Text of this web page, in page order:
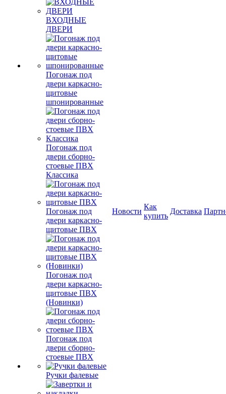
ВХОДНЫЕ
ДВЕРИ
Погонаж под
двери каркасно-
щитовые
шпонированные
Погонаж под
двери сборно-
стоевые ПВХ
Классика
Погонаж под
двери каркасно-
щитовые ПВХ
Погонаж под
двери каркасно-
щитовые ПВХ
(Новинки)
Погонаж под
двери сборно-
стоевые ПВХ
Ручки фалевые
Новости
Как
купить
Доставка